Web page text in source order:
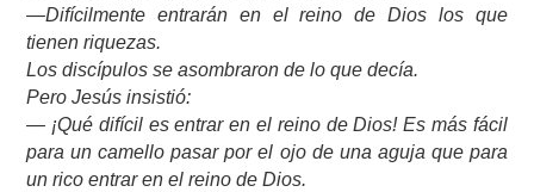
—Difícilmente entrarán en el reino de Dios los que
tienen riquezas.
Los discípulos se asombraron de lo que decía.
Pero Jesús insistió:
— ¡Qué difícil es entrar en el reino de Dios! Es más fácil
para un camello pasar por el ojo de una aguja que para
un rico entrar en el reino de Dios.